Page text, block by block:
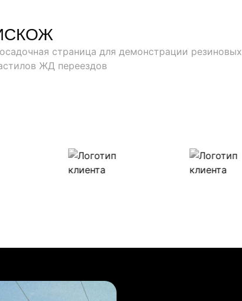
страница для демонстрации резиновых
ЖД переездов